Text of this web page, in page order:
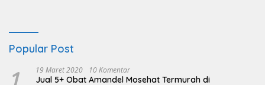
Popular Post
19 Maret 2020 10 Komentar
Jual 5+ Obat Amandel Mosehat Termurah di